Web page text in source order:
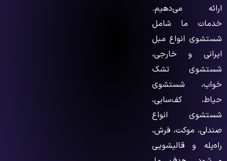
ارائه می‌دهیم.
خدمات ما شامل
شستشوی انواع مبل
ایرانی و خارجی،
شستشوی تشک
خواب، شستشوی
حیاط، کف‌سابی،
شستشوی انواع
صندلی، موکت، فرش،
راه‌پله و قالیشویی